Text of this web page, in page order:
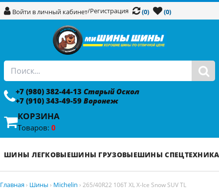
Войти в личный кабинет/Регистрация (0) (0)
+7 (980) 382-44-13 Старый Оскол
+7 (910) 343-49-59 Воронеж
КОРЗИНА
Товаров: 0
ШИНЫ ЛЕГКОВЫЕШИНЫ ГРУЗОВЫЕШИНЫ СПЕЦТЕХНИКА
Главная › Шины › Michelin › 265/40R22 106T XL X-Ice Snow SUV TL